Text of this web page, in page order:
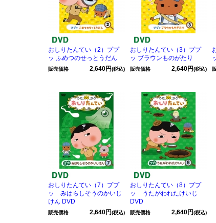
おしりたんてい（2）ププ
ッ ふめつのせっとうだん
販売価格 2,640円(税込)
おしりたんてい（3）ププ
ッ ブラウンものがたり
販売価格 2,640円(税込)
おしりたんてい（7）ププ
ッ みはらしそうのかいじ
けん DVD
販売価格 2,640円(税込)
おしりたんてい（8）ププ
ッ うたがわれたけいじ
DVD
販売価格 2,640円(税込)